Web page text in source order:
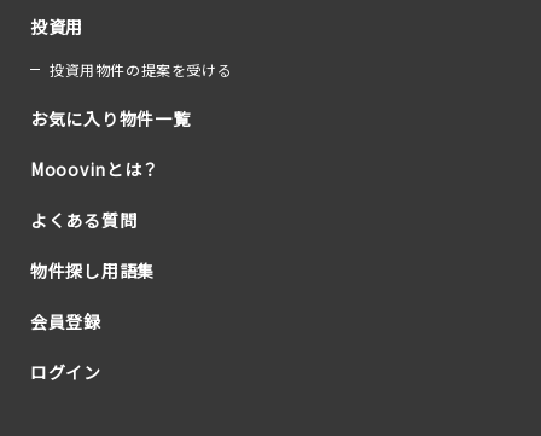
投資用
投資用物件の提案を受ける
お気に入り物件一覧
Mooovinとは？
よくある質問
物件探し用語集
会員登録
ログイン